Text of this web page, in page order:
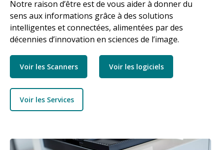
Notre raison d’être est de vous aider à donner du
sens aux informations grâce à des solutions
intelligentes et connectées, alimentées par des
décennies d’innovation en sciences de l’image.
Voir les Scanners Voir les logiciels
Voir les Services
Image